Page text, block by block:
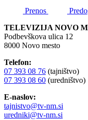
Prenos
TELEVIZIJA NOVO
Podbevškova ulica 12
8000 Novo mesto
Telefon:
07 393 08 76 (tajništvo)
07 393 08 60 (uredništvo)
E-naslov:
tajnistvo@tv-nm.si
uredniki@tv-nm.si